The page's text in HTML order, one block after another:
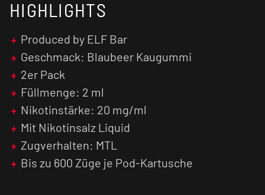
HIGHLIGHTS
Produced by ELF Bar
Geschmack: Blaubeer Kaugummi
2er Pack
Füllmenge: 2 ml
Nikotinstärke: 20 mg/ml
Mit Nikotinsalz Liquid
Zugverhalten: MTL
Bis zu 600 Züge je Pod-Kartusche